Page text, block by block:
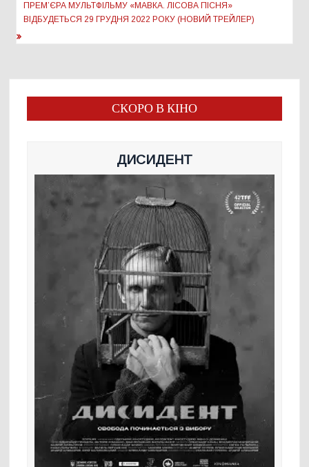
ПРЕМ’ЄРА МУЛЬТФІЛЬМУ «МАВКА. ЛІСОВА ПІСНЯ»
ВІДБУДЕТЬСЯ 29 ГРУДНЯ 2022 РОКУ (НОВИЙ ТРЕЙЛЕР)
СКОРО В КІНО
ДИСИДЕНТ